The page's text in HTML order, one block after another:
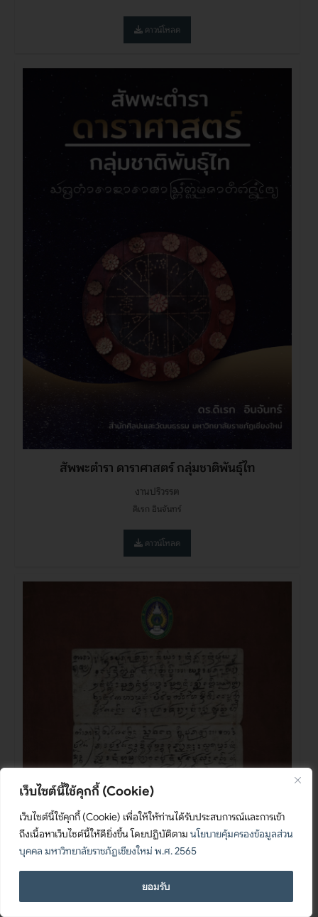
เว็บไซต์นี้ใช้คุกกี้ (Cookie)
เว็บไซต์นี้ใช้คุกกี้ (Cookie) เพื่อให้ให้ท่านได้รับประสบการณ์และการเข้า
ถึงเนื้อหาเว็บไซต์นี้ให้ดียิ่งขึ้น โดยปฏิบัติตาม นโยบายคุ้มครองข้อมูลส่วน
บุคคล มหาวิทยาลัยราชภัฏเชียงใหม่ พ.ศ. 2565
ยอมรับ
ดาวน์โหลด
สัพพะตำรา ดาราศาสตร์ กลุ่มชาติพันธุ์ไท
งานปริวรรต
ดิเรก อินจันทร์
ดาวน์โหลด